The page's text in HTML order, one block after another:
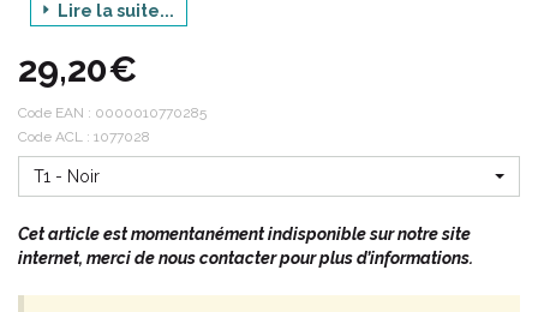
CERECARE® est spécialisé dans la fabrication de vêtements
compressifs post-opératoires et de pansements siliconés.
Leur expérience du milieu médical et de la chirurgie plastique et
esthétique leur a permis de développer une gamme de produits
adaptés à chaque type d' intervention.
Chirurgie digestive.
Grands brûlés.
Lire la suite...
29,20€
Code EAN : 0000010770285
Code ACL : 1077028
T1 - Noir
Cet article est momentanément indisponible sur notre site
internet, merci de nous contacter pour plus d’informations.